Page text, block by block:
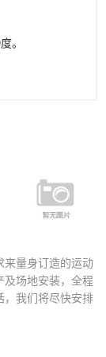
。
FD-027A运动
场专业灯具
来量身订造的运动
及场地安装，全程
，我们将尽快安排